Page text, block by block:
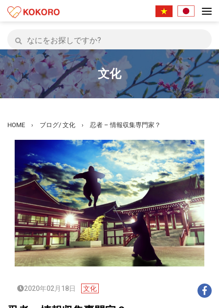
文化
HOME › ブログ/ 文化 › 忍者 – 情報収集専門家？
2020年02月18日 文化